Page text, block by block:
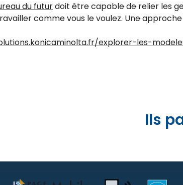
du futurdoit être capable de relier les
comme vous le voulez. Une
explorer-les-
Ils